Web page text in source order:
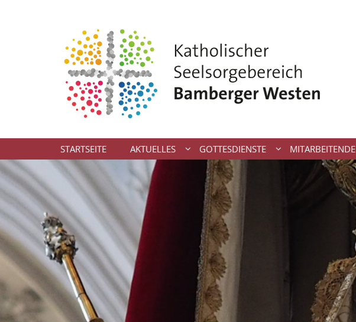
STARTSEITE AKTUELLES GOTTESDIENSTE MITARBEITENDE